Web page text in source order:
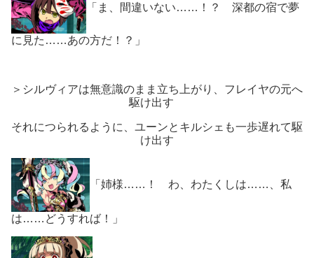
「ま、間違いない……！？ 深都の宿で夢
に見た……あの方だ！？」
＞シルヴィアは無意識のまま立ち上がり、フレイヤの元へ
駆け出す
それにつられるように、ユーンとキルシェも一歩遅れて駆
け出す
「姉様……！ わ、わたくしは……、私
は……どうすれば！」